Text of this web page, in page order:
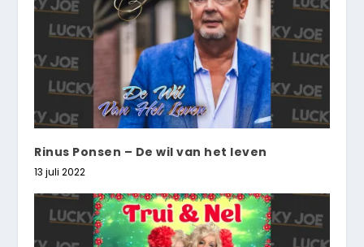
Rinus Ponsen – De wil van het leven
13 juli 2022